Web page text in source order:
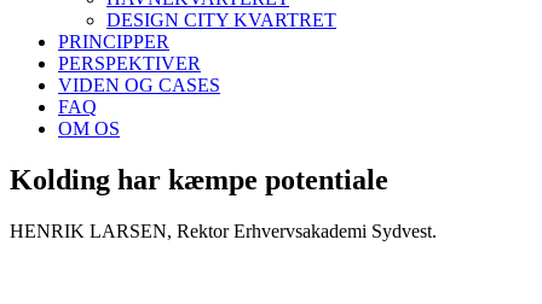
DESIGN CITY KVARTRET
PRINCIPPER
PERSPEKTIVER
VIDEN OG CASES
FAQ
OM OS
Kolding har kæmpe potentiale
HENRIK LARSEN, Rektor Erhvervsakademi Sydvest.